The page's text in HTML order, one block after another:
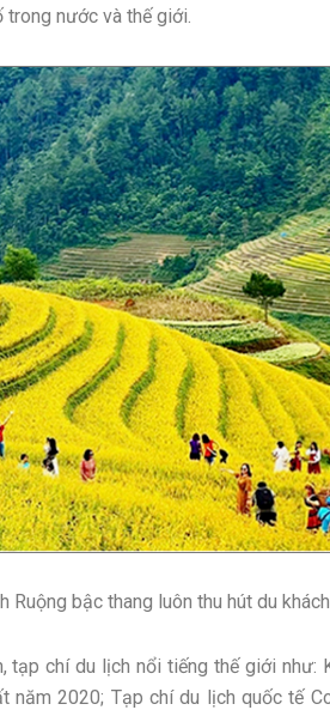
nước và thế giới.
bậc thang luôn thu hút du khách
tạp chí du lịch nổi tiếng thế giới như:
năm 2020; Tạp chí du lịch quốc tế